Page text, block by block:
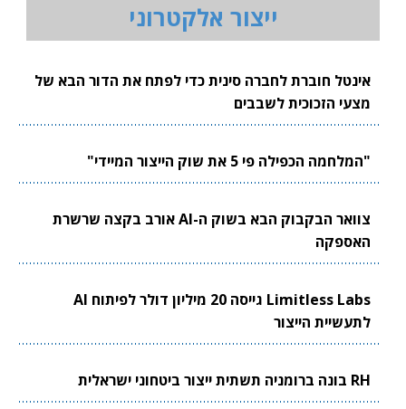
ייצור אלקטרוני
אינטל חוברת לחברה סינית כדי לפתח את הדור הבא של
מצעי הזכוכית לשבבים
"המלחמה הכפילה פי 5 את שוק הייצור המיידי"
צוואר הבקבוק הבא בשוק ה-AI אורב בקצה שרשרת
האספקה
Limitless Labs גייסה 20 מיליון דולר לפיתוח AI
לתעשיית הייצור
RH בונה ברומניה תשתית ייצור ביטחוני ישראלית